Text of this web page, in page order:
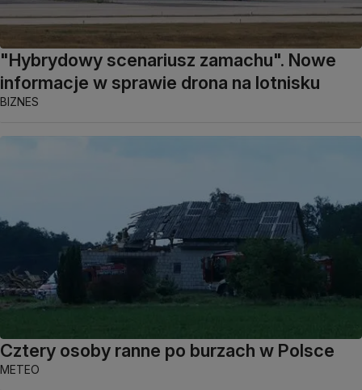
"Hybrydowy scenariusz zamachu". Nowe
informacje w sprawie drona na lotnisku
BIZNES
Cztery osoby ranne po burzach w Polsce
METEO